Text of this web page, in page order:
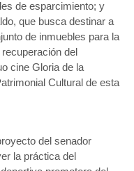
de esparcimiento; y
que busca destinar a
de inmuebles para la
del
cine Gloria de la
Cultural de esta
del senador
la práctica del